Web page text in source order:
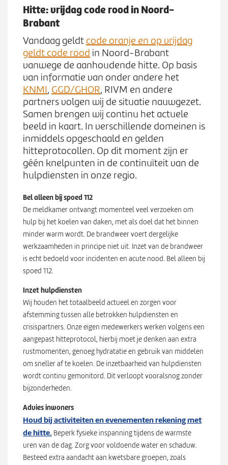
n
S
m
e
n
u
Zoeken
Z
o
e
k
e
n
Hitte: vrijdag code rood in Noord-
Brabant
Vandaag geldt code oranje en op vrijdag
geldt code rood in Noord-Brabant
vanwege de aanhoudende hitte. Op basis
van informatie van onder andere het
KNMI, GGD/GHOR, RIVM en andere
partners volgen wij de situatie nauwgezet.
Samen brengen wij continu het actuele
beeld in kaart. In verschillende domeinen is
inmiddels opgeschaald en gelden
hitteprotocollen. Op dit moment zijn er
géén knelpunten in de continuïteit van de
hulpdiensten in onze regio.
Bel alleen bij spoed 112
De meldkamer ontvangt momenteel veel verzoeken om
hulp bij het koelen van daken, met als doel dat het binnen
minder warm wordt. De brandweer voert dergelijke
werkzaamheden in principe niet uit. Inzet van de brandweer
is echt bedoeld voor incidenten en acute nood. Bel alleen bij
spoed 112.
Inzet hulpdiensten
Wij houden het totaalbeeld actueel en zorgen voor
afstemming tussen alle betrokken hulpdiensten en
crisispartners. Onze eigen medewerkers werken volgens een
aangepast hitteprotocol, hierbij moet je denken aan extra
rustmomenten, genoeg hydratatie en gebruik van middelen
om sneller af te koelen. De inzetbaarheid van hulpdiensten
wordt continu gemonitord. Dit verloopt vooralsnog zonder
bijzonderheden.
Advies inwoners
Houd bij activiteiten en evenementen rekening met
de hitte. Beperk fysieke inspanning tijdens de warmste
uren van de dag. Zorg voor voldoende water en schaduw.
Besteed extra aandacht aan kwetsbare groepen, zoals